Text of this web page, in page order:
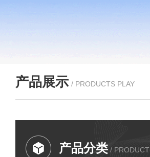
产品展示 / PRODUCTS PLAY
产品分类 / PRODUCT